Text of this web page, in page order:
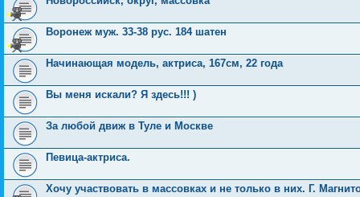
Воронеж муж. 33-38 рус. 184 шатен
Начинающая модель, актриса, 167см, 22 года
Вы меня искали? Я здесь!!! )
За любой движ в Туле и Москве
Певица-актриса.
Хочу участвовать в массовках и не только в них. Г.